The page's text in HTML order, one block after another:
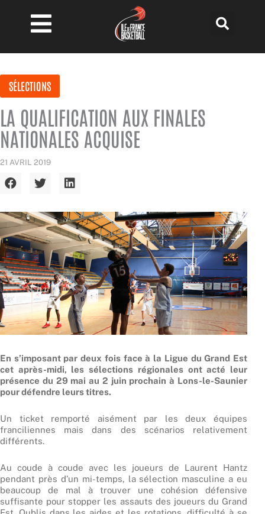
contenu
SÉLECTIONS
LA QUALIFICATION AUX FINALES
NATIONALES ACQUISE
21 AVRIL 2019
En s’imposant par deux fois face à la Ligue du Grand Est
cet après-midi, les sélections régionales ont acté leur
présence du 29 mai au 2 juin prochain à Lons-le-Saunier
pour défendre leurs titres.
Un ticket remporté aisément par les deux équipes
franciliennes mais dans des scénarios relativement
différents.
Au coude à coude avec les joueurs de Laurent Hantz
pendant près d’un mi-temps, la sélection masculine a eu
beaucoup de mal à trouver une cohésion défensive
suffisante pour stopper les assauts des joueurs du Grand